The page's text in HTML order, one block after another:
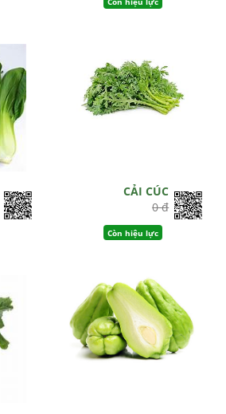
CẢI CÚC
0 đ
Còn hiệu lực